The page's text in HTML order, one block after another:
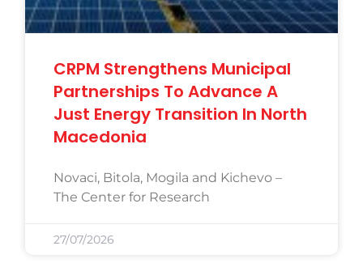
CRPM Strengthens Municipal
Partnerships To Advance A
Just Energy Transition In North
Macedonia
Novaci, Bitola, Mogila and Kichevo –
The Center for Research
27/07/2026